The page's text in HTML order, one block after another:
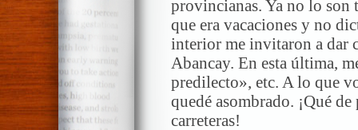
provincianas. Ya no lo son
que era vacaciones y no
interior me invitaron a dar
Abancay. En esta última,
predilecto», etc. A lo que
quedé asombrado. ¡Qué
carreteras!